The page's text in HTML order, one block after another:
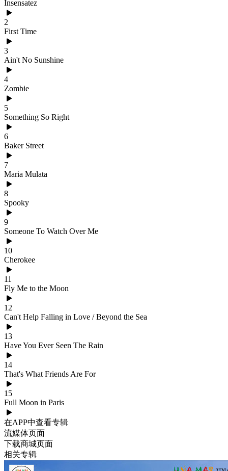
Insensatez
2
First Time
3
Ain't No Sunshine
4
Zombie
5
Something So Right
6
Baker Street
7
Maria Mulata
8
Spooky
9
Someone To Watch Over Me
10
Cherokee
11
Fly Me to the Moon
12
Can't Help Falling in Love / Beyond the Sea
13
Have You Ever Seen The Rain
14
That's What Friends Are For
15
Full Moon in Paris
在APP中查看专辑
流媒体页面
下载商城页面
相关专辑